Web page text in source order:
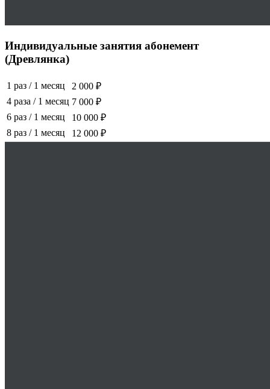
Индивидуальные занятия абонемент
(Древлянка)
1 раз / 1 месяц
2 000 ₽
4 раза / 1 месяц 7 000 ₽
6 раз / 1 месяц
10 000 ₽
8 раз / 1 месяц 12 000 ₽